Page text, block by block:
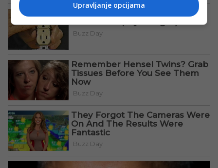
Upravljanje opcijama